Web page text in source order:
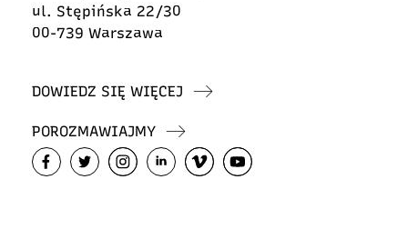
ul. Stępińska 22/30
00-739 Warszawa
DOWIEDZ SIĘ WIĘCEJ
POROZMAWIAJMY